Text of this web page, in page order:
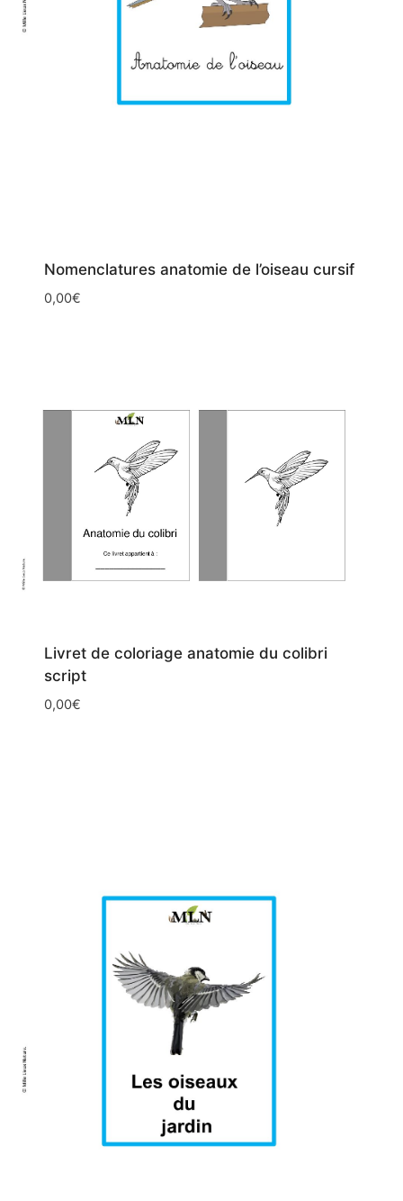
Nomenclatures anatomie de l’oiseau cursif
0,00€
Livret de coloriage anatomie du colibri
script
0,00€